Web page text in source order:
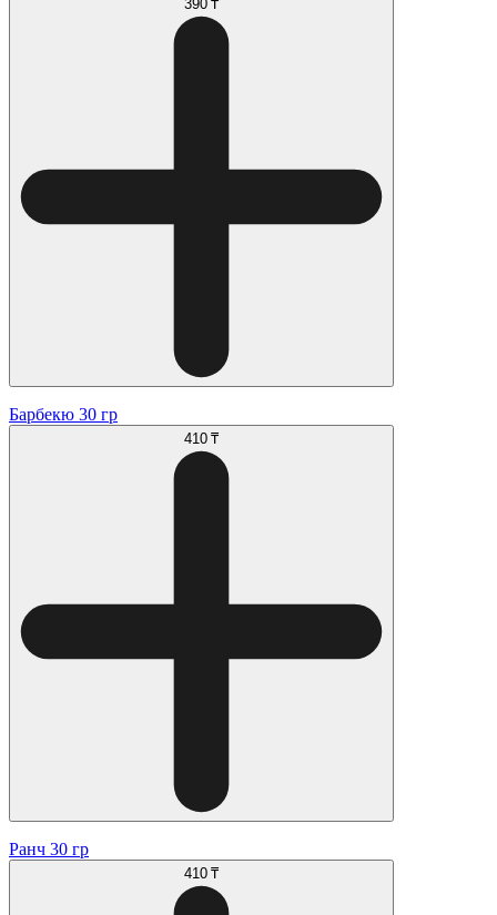
390 ₸
Барбекю 30 гр
410 ₸
Ранч 30 гр
410 ₸